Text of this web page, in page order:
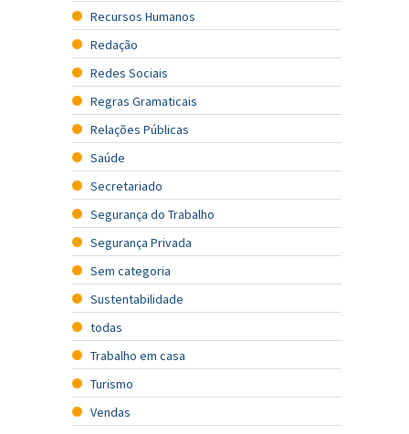
Recursos Humanos
Redação
Redes Sociais
Regras Gramaticais
Relações Públicas
Saúde
Secretariado
Segurança do Trabalho
Segurança Privada
Sem categoria
Sustentabilidade
todas
Trabalho em casa
Turismo
Vendas